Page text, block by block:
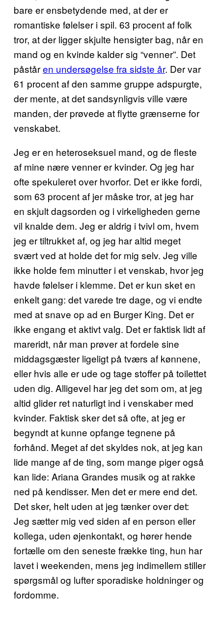
bare er ensbetydende med, at der er
romantiske følelser i spil. 63 procent af folk
tror, at der ligger skjulte hensigter bag, når en
mand og en kvinde kalder sig “venner”. Det
påståren undersøgelse fra sidste år. Der var
61 procent af den samme gruppe adspurgte,
der mente, at det sandsynligvis ville være
manden, der prøvede at flytte grænserne for
venskabet.
Jeg er en heteroseksuel mand, og de fleste
af mine nære venner er kvinder. Og jeg har
ofte spekuleret over hvorfor. Det er ikke fordi,
som 63 procent af jer måske tror, at jeg har
en skjult dagsorden og i virkeligheden gerne
vil knalde dem. Jeg er aldrig i tvivl om, hvem
jeg er tiltrukket af, og jeg har altid meget
svært ved at holde det for mig selv. Jeg ville
ikke holde fem minutter i et venskab, hvor jeg
havde følelser i klemme. Det er kun sket en
enkelt gang: det varede tre dage, og vi endte
med at snave op ad en Burger King. Det er
ikke engang et aktivt valg. Det er faktisk lidt af
mareridt, når man prøver at fordele sine
middagsgæster ligeligt på tværs af kønnene,
eller hvis alle er ude og tage stoffer på toilettet
uden dig. Alligevel har jeg det som om, at jeg
altid glider ret naturligt ind i venskaber med
kvinder. Faktisk sker det så ofte, at jeg er
begyndt at kunne opfange tegnene på
forhånd. Meget af det skyldes nok, at jeg kan
lide mange af de ting, som mange piger også
kan lide: Ariana Grandes musik og at rakke
ned på kendisser. Men det er mere end det.
Det sker, helt uden at jeg tænker over det:
Jeg sætter mig ved siden af en person eller
kollega, uden øjenkontakt, og hører hende
fortælle om den seneste frække ting, hun har
lavet i weekenden, mens jeg indimellem stiller
spørgsmål og lufter sporadiske holdninger og
fordomme.